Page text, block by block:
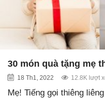
30 món quà tặng mẹ
18 Th1, 2022 12.8K lượt
Mẹ! Tiếng gọi thiêng